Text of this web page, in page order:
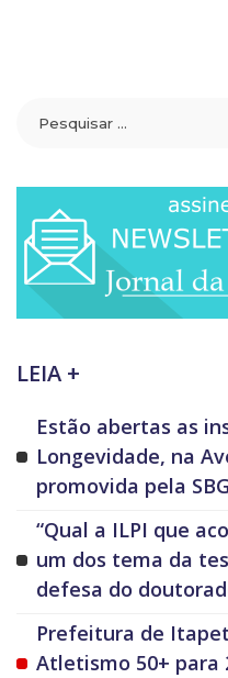
LEIA +
Estão abertas as
Longevidade, na
promovida pela
“Qual a ILPI que
um dos tema da
defesa do
Prefeitura de
Atletismo 50+ para